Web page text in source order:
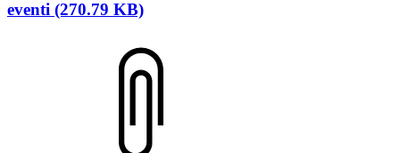
eventi (270.79 KB)